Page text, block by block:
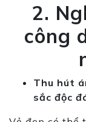
2.
công
Thu hút
sắc độc